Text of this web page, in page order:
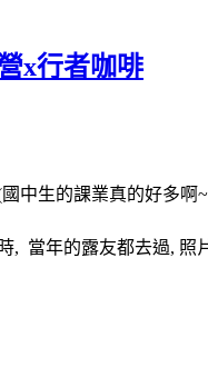
x行者咖啡
中生的課業真的好多
, 當年的露友都去過,